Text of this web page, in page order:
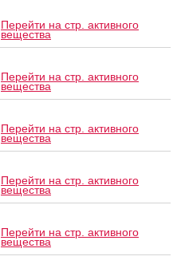
Перейти на стр. активного
вещества
Перейти на стр. активного
вещества
Перейти на стр. активного
вещества
Перейти на стр. активного
вещества
Перейти на стр. активного
вещества